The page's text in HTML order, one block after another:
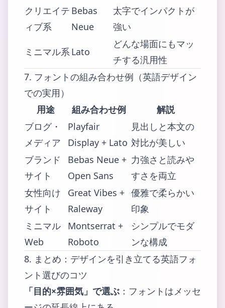
クリエイテ
ィブ系
Bebas
Neue
太字でインパクトが
強い
ミニマル系Lato
どんな場面にもマッ
チする汎用性
7. フォントの組み合わせ例（英語デザイン
での実用）
用途
組み合わせ例
解説
ブログ・
メディア
Playfair
Display + Lato
見出しと本文の
対比が美しい
ブランド
サイト
Bebas Neue +
Open Sans
力強さと読みや
すさを両立
女性向け
サイト
Great Vibes +
Raleway
優雅で柔らかい
印象
ミニマル
Web
Montserrat +
Roboto
シンプルでモダ
ンな構成
8. まとめ：デザインを引き立てる英語フォ
ント選びのコツ
「目的×雰囲気」で選ぶ ：フォントはメッセ